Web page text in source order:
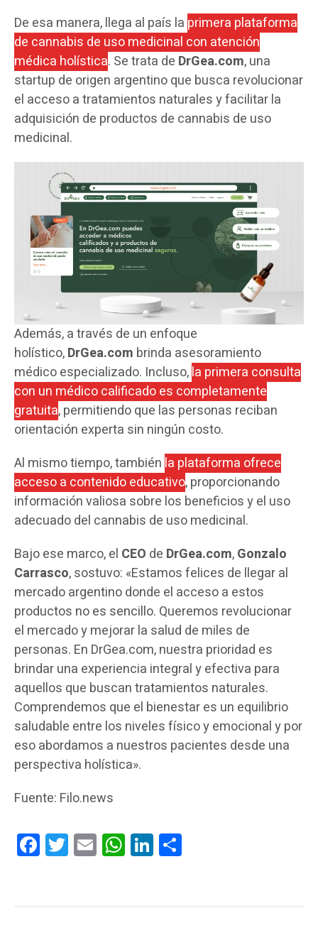
De esa manera, llega al país la primera plataforma
de cannabis de uso medicinal con atención
médica holística. Se trata de DrGea.com, una
startup de origen argentino que busca revolucionar
el acceso a tratamientos naturales y facilitar la
adquisición de productos de cannabis de uso
medicinal.
Además, a través de un enfoque
holístico,DrGea.com brinda asesoramiento
médico especializado. Incluso,la primera consulta
con un médico calificado es completamente
gratuita, permitiendo que las personas reciban
orientación experta sin ningún costo.
Al mismo tiempo, también la plataforma ofrece
acceso a contenido educativo, proporcionando
información valiosa sobre los beneficios y el uso
adecuado del cannabis de uso medicinal.
Bajo ese marco, el CEO de DrGea.com,Gonzalo
Carrasco, sostuvo: «Estamos felices de llegar al
mercado argentino donde el acceso a estos
productos no es sencillo. Queremos revolucionar
el mercado y mejorar la salud de miles de
personas. En DrGea.com, nuestra prioridad es
brindar una experiencia integral y efectiva para
aquellos que buscan tratamientos naturales.
Comprendemos que el bienestar es un equilibrio
saludable entre los niveles físico y emocional y por
eso abordamos a nuestros pacientes desde una
perspectiva holística».
Fuente: Filo.news
FacebookTwitterEmail WhatsAppLinkedIn